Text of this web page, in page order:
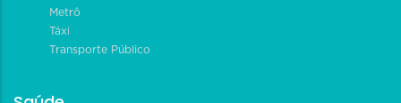
Metrô
Táxi
Transporte Público